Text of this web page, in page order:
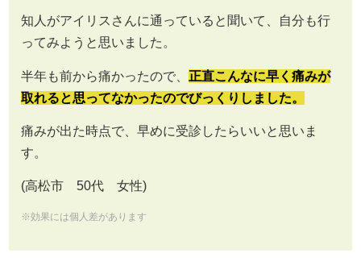
知人がアイリスさんに通っていると聞いて、自分も行
ってみようと思いました。
半年も前から痛かったので、 正直こんなに早く痛みが
取れると思ってなかったのでびっくりしました。
痛みが出た時点で、早めに受診したらいいと思いま
す。
(高松市 50代 女性)
※効果には個人差があります